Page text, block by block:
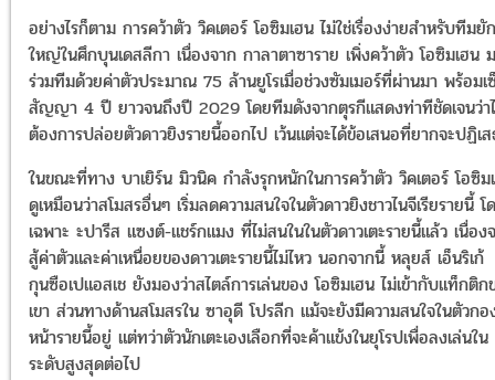
อย่างไรก็ตาม การคว้าตัว วิคเตอร์ โอซิมเฮน ไม่ใช่เรื่องง่ายสำหรับทีมยั
ใหญ่ในศึกบุนเดสลีกา เนื่องจาก กาลาตาซาราย เพิ่งคว้าตัว โอซิมเฮน
ร่วมทีมด้วยค่าตัวประมาณ 75 ล้านยูโรเมื่อช่วงซัมเมอร์ที่ผ่านมา พร้อมเ
สัญญา 4 ปี ยาวจนถึงปี 2029 โดยทีมดังจากตุรกีแสดงท่าทีชัดเจนว่า
ต้องการปล่อยตัวดาวยิงรายนี้ออกไป เว้นแต่จะได้ข้อเสนอที่ยากจะปฏิเ
ในขณะที่ทาง บาเยิร์น มิวนิค กำลังรุกหนักในการคว้าตัว วิคเตอร์ โอซิม
ดูเหมือนว่าสโมสรอื่นๆ เริ่มลดความสนใจในตัวดาวยิงชาวไนจีเรียรายนี้ โ
เฉพาะ ะปารีส แซงต์-แชร์กแมง ที่ไม่สนในในตัวดาวเตะรายนี้แล้ว เนื่อง
สู้ค่าตัวและค่าเหนื่อยของดาวเตะรายนี้ไม่ไหว นอกจากนี้ หลุยส์ เอ็นริเก้
กุนซือเปแอสเช ยังมองว่าสไตล์การเล่นของ โอซิมเฮน ไม่เข้ากับแท็กติก
เขา ส่วนทางด้านสโมสรใน ซาอุดี โปรลีก แม้จะยังมีความสนใจในตัวกอ
หน้ารายนี้อยู่ แต่ทว่าตัวนักเตะเองเลือกที่จะค้าแข้งในยุโรปเพื่อลงเล่นใน
ระดับสูงสุดต่อไป